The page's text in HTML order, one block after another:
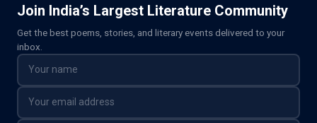
Join India’s Largest Literature Community
Get the best poems, stories, and literary events delivered to your
inbox.